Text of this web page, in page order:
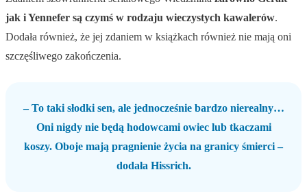
jak i Yennefer są czymś w rodzaju wieczystych kawalerów.
Dodała również, że jej zdaniem w książkach również nie mają oni
szczęśliwego zakończenia.
– To taki słodki sen, ale jednocześnie bardzo nierealny…
Oni nigdy nie będą hodowcami owiec lub tkaczami
koszy. Oboje mają pragnienie życia na granicy śmierci –
dodała Hissrich.